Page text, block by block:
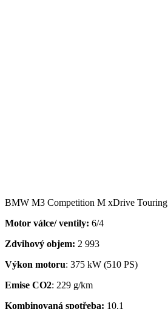
BMW M3 Competition M xDrive Touring
Motor válce/ ventily: 6/4
Zdvihový objem: 2 993
Výkon motoru: 375 kW (510 PS)
Emise CO2: 229 g/km
Kombinovaná spotřeba: 10,1